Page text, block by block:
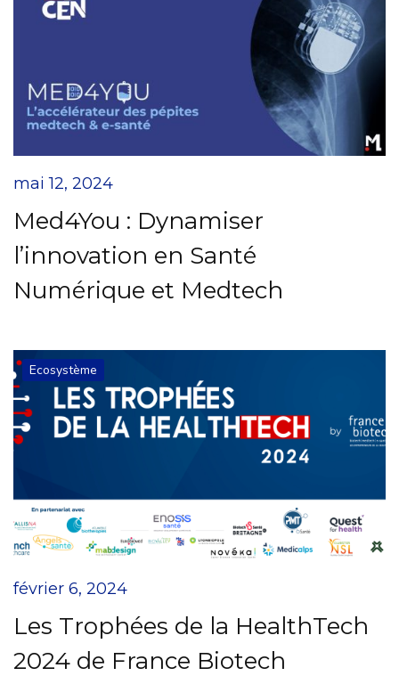
mai 12, 2024
Med4You : Dynamiser
l’innovation en Santé
Numérique et Medtech
Ecosystème
février 6, 2024
Les Trophées de la HealthTech
2024 de France Biotech